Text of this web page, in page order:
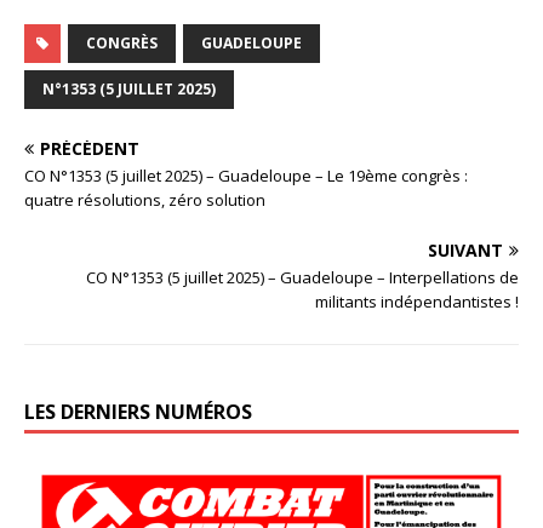
CONGRÈS GUADELOUPE
N°1353 (5 JUILLET 2025)
PRÉCÉDENT
CO N°1353 (5 juillet 2025) – Guadeloupe – Le 19ème congrès :
quatre résolutions, zéro solution
SUIVANT
CO N°1353 (5 juillet 2025) – Guadeloupe – Interpellations de
militants indépendantistes !
LES DERNIERS NUMÉROS